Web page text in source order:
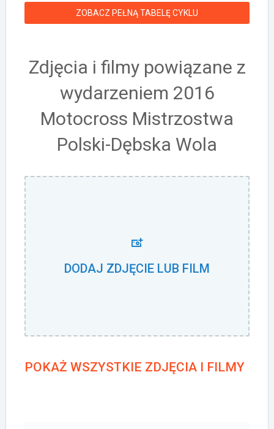
ZOBACZ PEŁNĄ TABELĘ CYKLU
Zdjęcia i filmy powiązane z
wydarzeniem 2016
Motocross Mistrzostwa
Polski-Dębska Wola
DODAJ ZDJĘCIE LUB FILM
POKAŻ WSZYSTKIE ZDJĘCIA I FILMY